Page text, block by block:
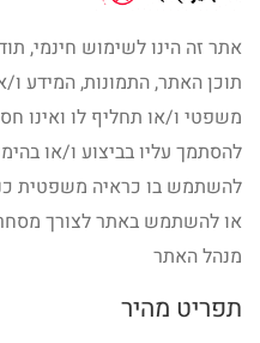
אתר זה הינו לשימוש חינמי,
תוכן האתר, התמונות, המידע ו/
משפטי ו/או תחליף לו ואינו
להסתמך עליו בביצוע ו/או
להשתמש בו כראיה משפטית
או להשתמש באתר לצורך
מנהל האתר
תפריט מהיר